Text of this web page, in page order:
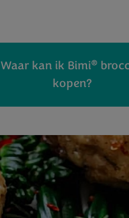
Waar kan ik Bimi®
kopen?